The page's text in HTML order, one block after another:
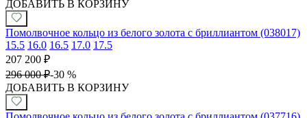
ДОБАВИТЬ В КОРЗИНУ
Помолвочное кольцо из белого золота с бриллиантом (038017)
15.5 16.0 16.5 17.0 17.5
207 200 ₽
296 000 ₽-30 %
ДОБАВИТЬ В КОРЗИНУ